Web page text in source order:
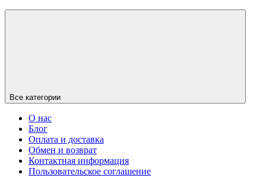
Все категории
О нас
Блог
Оплата и доставка
Обмен и возврат
Контактная информация
Пользовательское соглашение